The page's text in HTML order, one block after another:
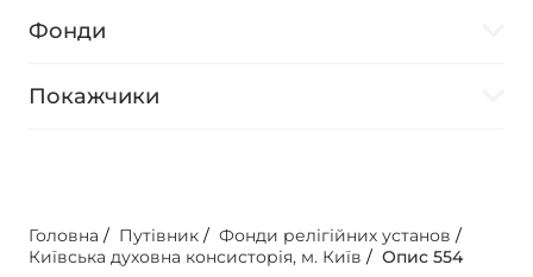
Фонди
Покажчики
Головна / Путівник / Фонди релігійних установ /
Київська духовна консисторія, м. Київ / Опис 554